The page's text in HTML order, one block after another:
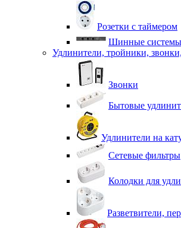
Розетки с таймером
Шинные
Удлинители, тройники,
Звонки
Бытовые
Удлинители на
Сетевые фильтры
Колодки для
Разветвители,